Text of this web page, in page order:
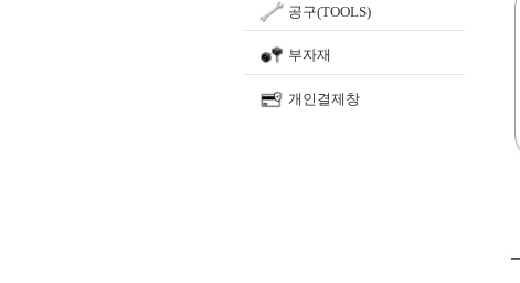
공구(TOOLS)
부자재
개인결제창